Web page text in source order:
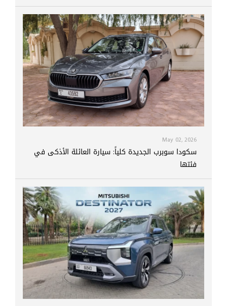
May 02, 2026
سكودا سوبرب الجديدة كلياً: سيارة العائلة الأذكى في
فئتها